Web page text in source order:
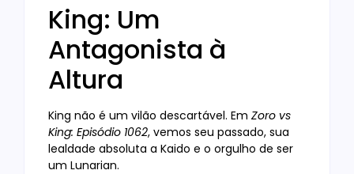
King: Um
Antagonista à
Altura
King não é um vilão descartável. Em Zoro vs
King: Episódio 1062, vemos seu passado, sua
lealdade absoluta a Kaido e o orgulho de ser
um Lunarian.